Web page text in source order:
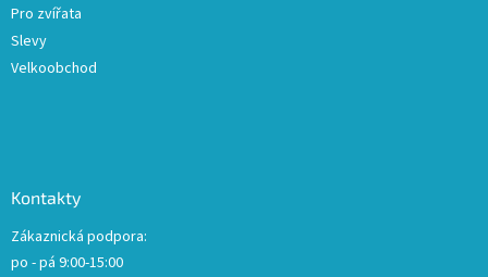
Pro zvířata
Slevy
Velkoobchod
Kontakty
Zákaznická podpora:
po - pá 9:00-15:00